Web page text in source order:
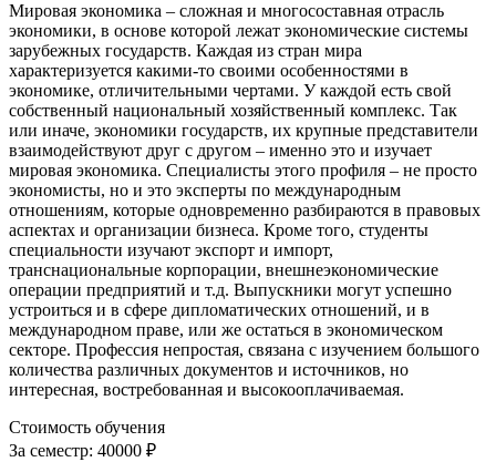
Мировая экономика – сложная и многосоставная отрасль
экономики, в основе которой лежат экономические системы
зарубежных государств. Каждая из стран мира
характеризуется какими-то своими особенностями в
экономике, отличительными чертами. У каждой есть свой
собственный национальный хозяйственный комплекс. Так
или иначе, экономики государств, их крупные представители
взаимодействуют друг с другом – именно это и изучает
мировая экономика. Специалисты этого профиля – не просто
экономисты, но и это эксперты по международным
отношениям, которые одновременно разбираются в правовых
аспектах и организации бизнеса. Кроме того, студенты
специальности изучают экспорт и импорт,
транснациональные корпорации, внешнеэкономические
операции предприятий и т.д. Выпускники могут успешно
устроиться и в сфере дипломатических отношений, и в
международном праве, или же остаться в экономическом
секторе. Профессия непростая, связана с изучением большого
количества различных документов и источников, но
интересная, востребованная и высокооплачиваемая.
Стоимость обучения
За семестр: 40000 ₽